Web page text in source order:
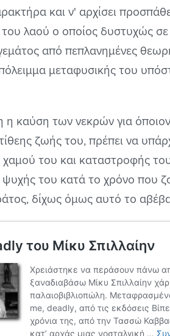
και ν' αρχίσει
του λαού ο οποίος δυστυχώς
από πεπλανημένες
μεταφυσικής του
καύση των νεκρών για
ζωής του, πρέπει να
χαμού του και καταστροφής
του κατά το χρόνο που
δίχως όμως αυτό το